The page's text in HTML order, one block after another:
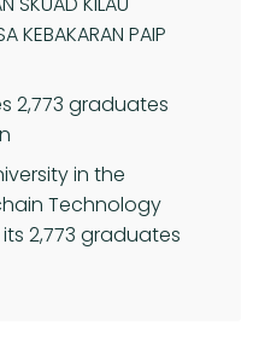
KEBAKARAN PAIP
2,773 graduates
in the
Technology
2,773 graduates